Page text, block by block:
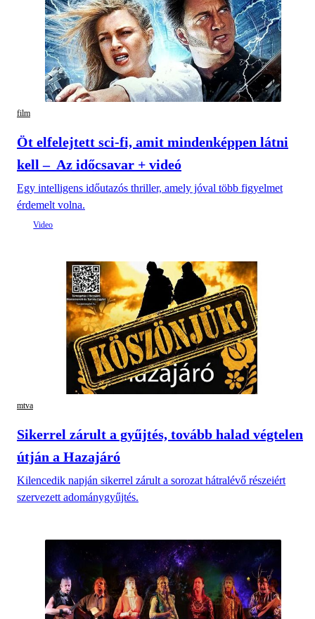
film
Öt elfelejtett sci-fi, amit mindenképpen látni
kell – Az időcsavar + videó
Egy intelligens időutazós thriller, amely jóval több figyelmet
érdemelt volna.
mtva
Sikerrel zárult a gyűjtés, tovább halad végtelen
útján a Hazajáró
Kilencedik napján sikerrel zárult a sorozat hátralévő részeiért
szervezett adománygyűjtés.